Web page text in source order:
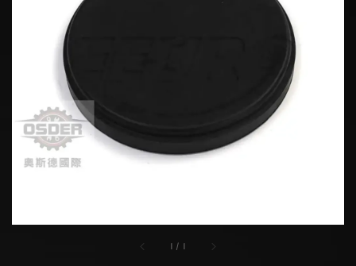
1 / 1